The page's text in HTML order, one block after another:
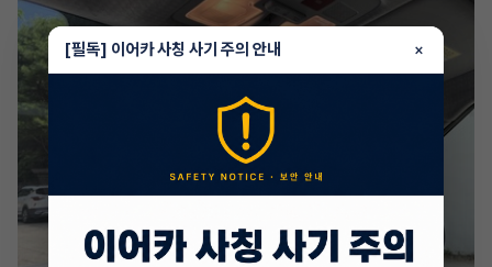
[필독] 이어카 사칭 사기 주의 안내 ×